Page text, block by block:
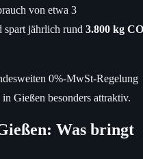
von etwa 3
spart jährlich rund 3.800 kg
0%-MwSt-Regelung
Gießen besonders attraktiv.
Was bringt